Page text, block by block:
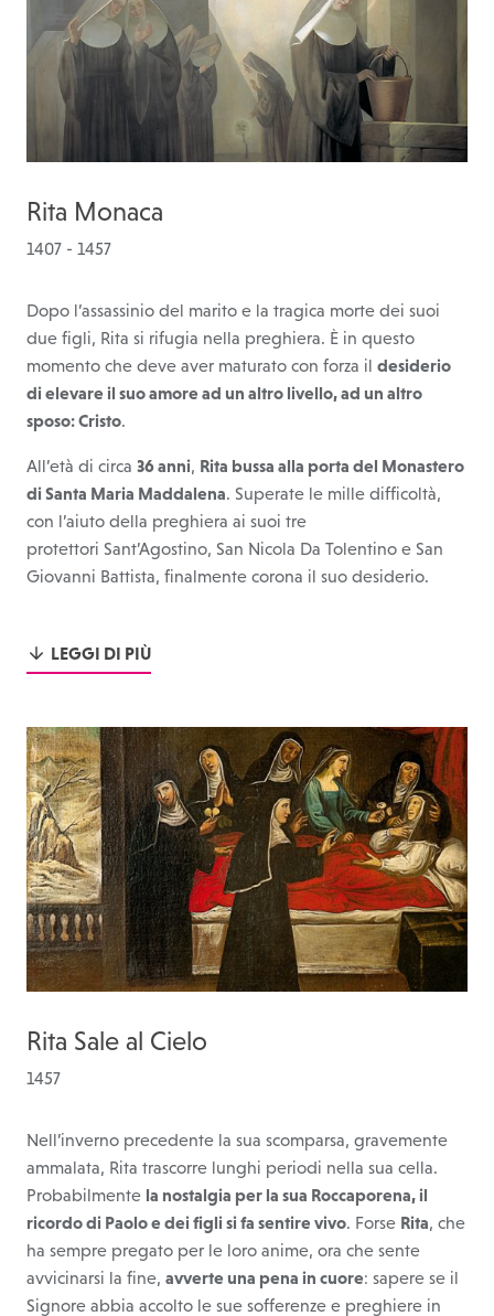
Rita Monaca
1407 - 1457
Dopo l’assassinio del marito e la tragica morte dei suoi
due figli, Rita si rifugia nella preghiera. È in questo
momento che deve aver maturato con forza il desiderio
di elevare il suo amore ad un altro livello, ad un altro
sposo: Cristo.
All’età di circa 36 anni, Rita bussa alla porta del Monastero
di Santa Maria Maddalena. Superate le mille difficoltà,
con l’aiuto della preghiera ai suoi tre
protettori Sant’Agostino, San Nicola Da Tolentino e San
Giovanni Battista, finalmente corona il suo desiderio.
LEGGI DI PIÙ
Rita Sale al Cielo
1457
Nell’inverno precedente la sua scomparsa, gravemente
ammalata, Rita trascorre lunghi periodi nella sua cella.
Probabilmente la nostalgia per la sua Roccaporena, il
ricordo di Paolo e dei figli si fa sentire vivo. Forse Rita, che
ha sempre pregato per le loro anime, ora che sente
avvicinarsi la fine, avverte una pena in cuore: sapere se il
Signore abbia accolto le sue sofferenze e preghiere in